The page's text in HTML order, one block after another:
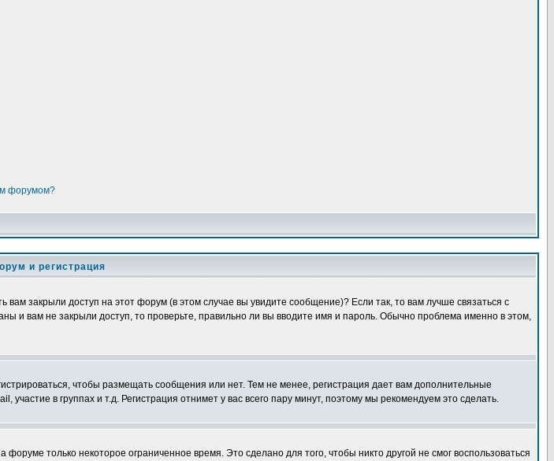
форумом?
и регистрация
закрыли доступ на этот форум (в этом случае вы увидите сообщение)? Если так, то вам лучше связаться с
и вам не закрыли доступ, то проверьте, правильно ли вы вводите имя и пароль. Обычно проблема именно в этом,
чтобы размещать сообщения или нет. Тем не менее, регистрация дает вам дополнительные
в группах и т.д. Регистрация отнимет у вас всего пару минут, поэтому мы рекомендуем это сделать.
только некоторое ограниченное время. Это сделано для того, чтобы никто другой не смог воспользоваться